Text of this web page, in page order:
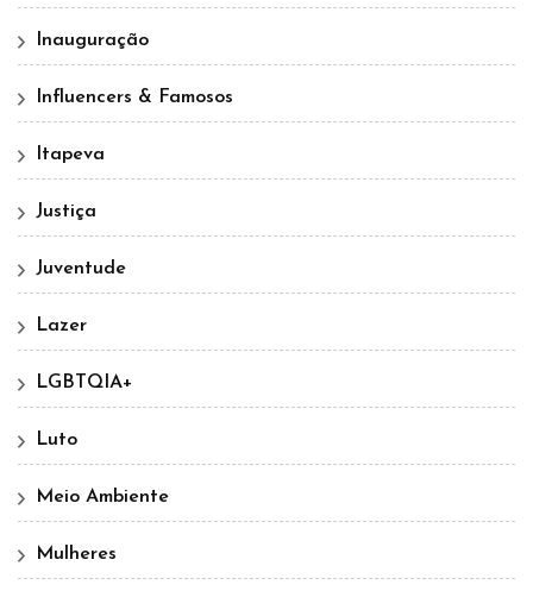
Inauguração
Influencers & Famosos
Itapeva
Justiça
Juventude
Lazer
LGBTQIA+
Luto
Meio Ambiente
Mulheres